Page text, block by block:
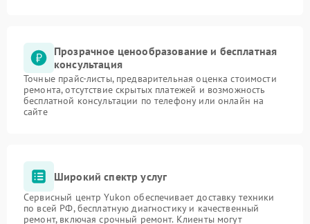
Прозрачное ценообразование и бесплатная
консультация
Точные прайс-листы, предварительная оценка стоимости
ремонта, отсутствие скрытых платежей и возможность
бесплатной консультации по телефону или онлайн на
сайте
Широкий спектр услуг
Сервисный центр Yukon обеспечивает доставку техники
по всей РФ, бесплатную диагностику и качественный
ремонт, включая срочный ремонт. Клиенты могут